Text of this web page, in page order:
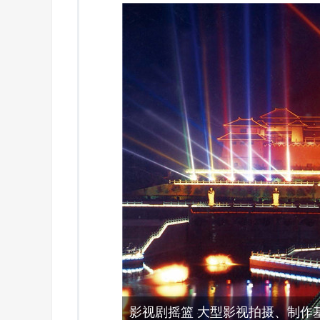
影视剧摇篮 大型影视拍摄、制作